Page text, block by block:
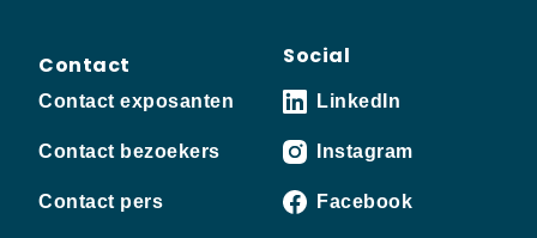
Contact
Contact exposanten
Contact bezoekers
Contact pers
Social
LinkedIn
Instagram
Facebook